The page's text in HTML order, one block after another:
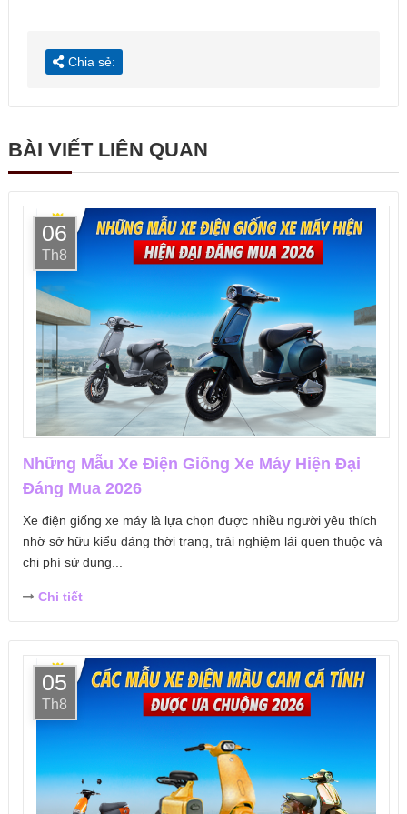
Chia sẻ:
BÀI VIẾT LIÊN QUAN
06
Th8
Những Mẫu Xe Điện Giống Xe Máy Hiện Đại
Đáng Mua 2026
Xe điện giống xe máy là lựa chọn được nhiều người yêu thích
nhờ sở hữu kiểu dáng thời trang, trải nghiệm lái quen thuộc và
chi phí sử dụng...
Chi tiết
05
Th8